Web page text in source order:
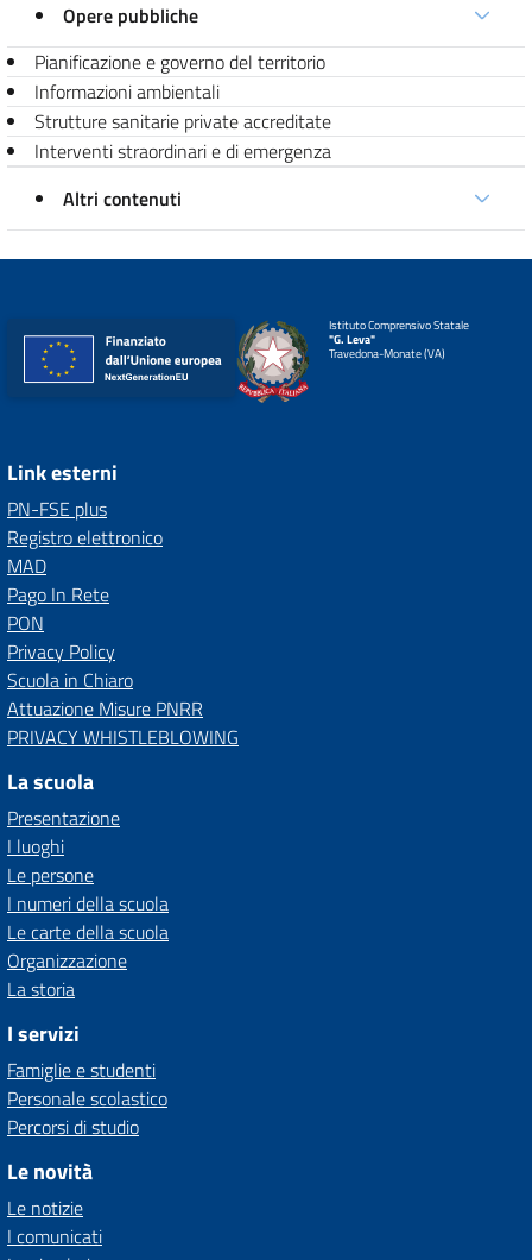
Opere pubbliche
Pianificazione e governo del territorio
Informazioni ambientali
Strutture sanitarie private accreditate
Interventi straordinari e di emergenza
Altri contenuti
Istituto Comprensivo Statale
"G. Leva"
Travedona-Monate (VA)
Link esterni
PN-FSE plus
Registro elettronico
MAD
Pago In Rete
PON
Privacy Policy
Scuola in Chiaro
Attuazione Misure PNRR
PRIVACY WHISTLEBLOWING
La scuola
Presentazione
I luoghi
Le persone
I numeri della scuola
Le carte della scuola
Organizzazione
La storia
I servizi
Famiglie e studenti
Personale scolastico
Percorsi di studio
Le novità
Le notizie
I comunicati